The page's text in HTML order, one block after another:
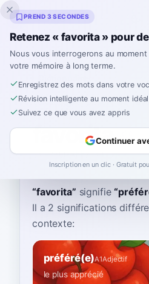
Inklingo
Accueil› Espagnol›Dictionnaire ›
favorita
fah-boh-REE-tah
“favorita” signifie “
Il a 2 significations
contexte:
préféré(e)A1Adjectif
le plus apprécié
PREND 3 SECONDES
Retenez « favorita » pour
Nous vous interrogerons au
votre mémoire à long terme.
Enregistrez des mots dans votre
Révision intelligente au moment idéal
Suivez ce que vous avez appris
Continuer
Inscription en un clic · Gratuit